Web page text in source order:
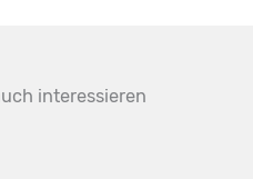
interessieren